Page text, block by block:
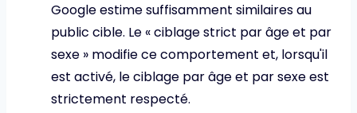
Google estime suffisamment similaires au
public cible. Le « ciblage strict par âge et par
sexe » modifie ce comportement et, lorsqu'il
est activé, le ciblage par âge et par sexe est
strictement respecté.